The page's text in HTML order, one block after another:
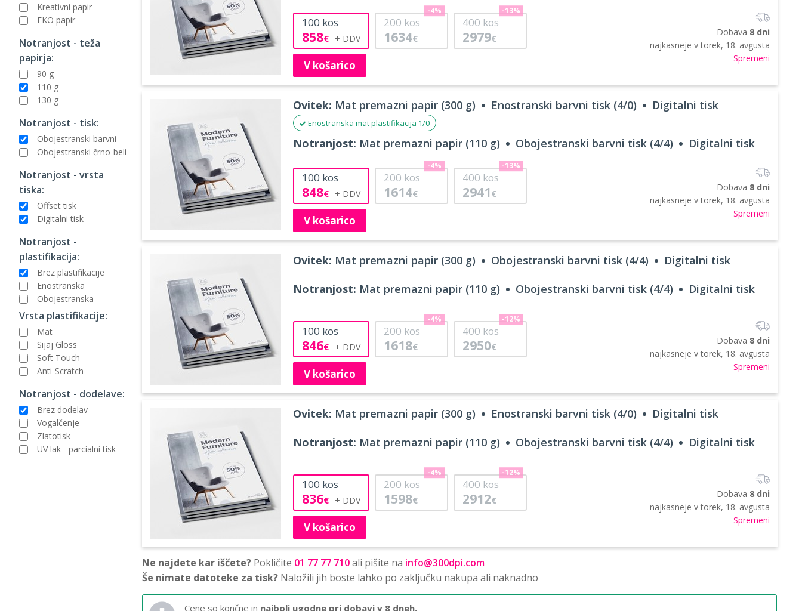
Kreativni papir
EKO papir
Notranjost - teža
papirja:
90 g
110 g
130 g
Notranjost - tisk:
Obojestranski barvni
Obojestranski črno-beli
Notranjost - vrsta
tiska:
Offset tisk
Digitalni tisk
Notranjost -
plastifikacija:
Brez plastifikacije
Enostranska
Obojestranska
Vrsta plastifikacije:
Mat
Sijaj Gloss
Soft Touch
Anti-Scratch
Notranjost - dodelave:
Brez dodelav
Vogalčenje
Zlatotisk
UV lak - parcialni tisk
100 kos
858€
200 kos
1634€
-4%
400 kos
2979€
-13%
V košarico
Dobava 8 dni
najkasneje vtorek, 18. avgusta
Spremeni
Ovitek: Mat premazni papir (300 g) Enostranski barvni tisk (4/0) Digitalni tisk
Enostranska mat plastifikacija 1/0
Notranjost: Mat premazni papir (110 g) Obojestranski barvni tisk (4/4) Digitalni tisk
100 kos
848€
200 kos
1614€
-4%
400 kos
2941 €
-13%
V košarico
Dobava 8 dni
najkasneje vtorek, 18. avgusta
Spremeni
Ovitek: Mat premazni papir (300 g) Obojestranski barvni tisk (4/4) Digitalni tisk
Notranjost: Mat premazni papir (110 g) Obojestranski barvni tisk (4/4) Digitalni tisk
100 kos
846€
200 kos
1618€
-4%
400 kos
2950€
-12%
V košarico
Dobava 8 dni
najkasneje vtorek, 18. avgusta
Spremeni
Ovitek: Mat premazni papir (300 g) Enostranski barvni tisk (4/0) Digitalni tisk
Notranjost: Mat premazni papir (110 g) Obojestranski barvni tisk (4/4) Digitalni tisk
100 kos
836€
200 kos
1598€
-4%
400 kos
2912€
-12%
V košarico
Dobava 8 dni
najkasneje vtorek, 18. avgusta
Spremeni
Ne najdete kar iščete? Pokličite 01 77 77 710ali pišite na info@300dpi.com
Še nimate datoteke za tisk? Naložili jih boste lahko po zaključku nakupa ali naknadno
Cene so končne in najbolj ugodne pri dobavi v 8 dneh.